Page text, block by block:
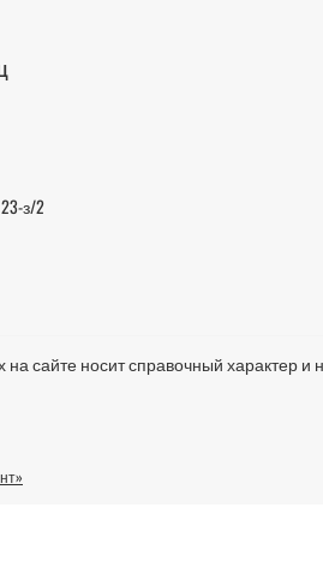
з/2
сайте носит справочный характер